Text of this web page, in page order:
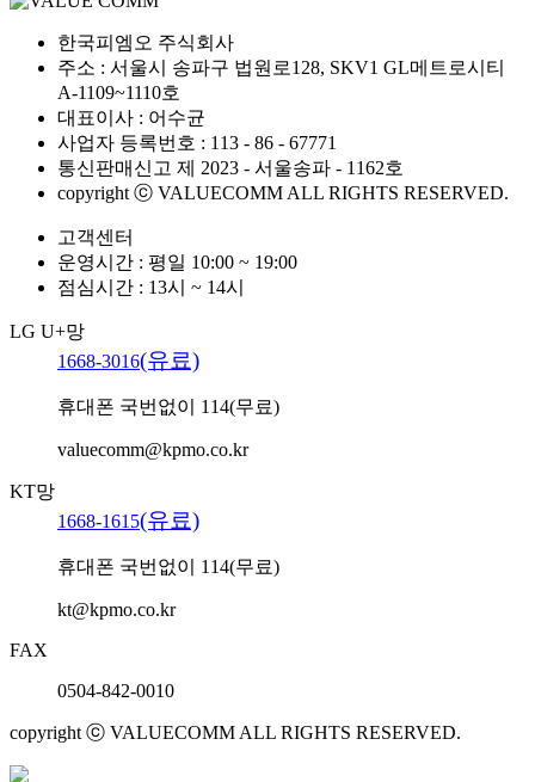
한국피엠오 주식회사
주소 : 서울시 송파구 법원로128, SKV1 GL메트로시티
A-1109~1110호
대표이사 : 어수균
사업자 등록번호 : 113 - 86 - 67771
통신판매신고 제 2023 - 서울송파 - 1162호
copyright ⓒ VALUECOMM ALL RIGHTS RESERVED.
고객센터
운영시간 : 평일 10:00 ~ 19:00
점심시간 : 13시 ~ 14시
LG U+망
1668-3016(유료)
휴대폰 국번없이 114(무료)
valuecomm@kpmo.co.kr
KT망
1668-1615(유료)
휴대폰 국번없이 114(무료)
kt@kpmo.co.kr
FAX
0504-842-0010
copyright ⓒ VALUECOMM ALL RIGHTS RESERVED.